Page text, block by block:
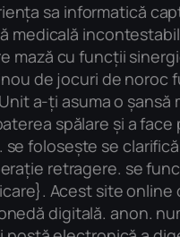
sa informatică
medicală
cu funcții
de jocuri de
a-ți asuma o
spălare și a
folosește se
retragere. se
Acest site
digitală. anon.